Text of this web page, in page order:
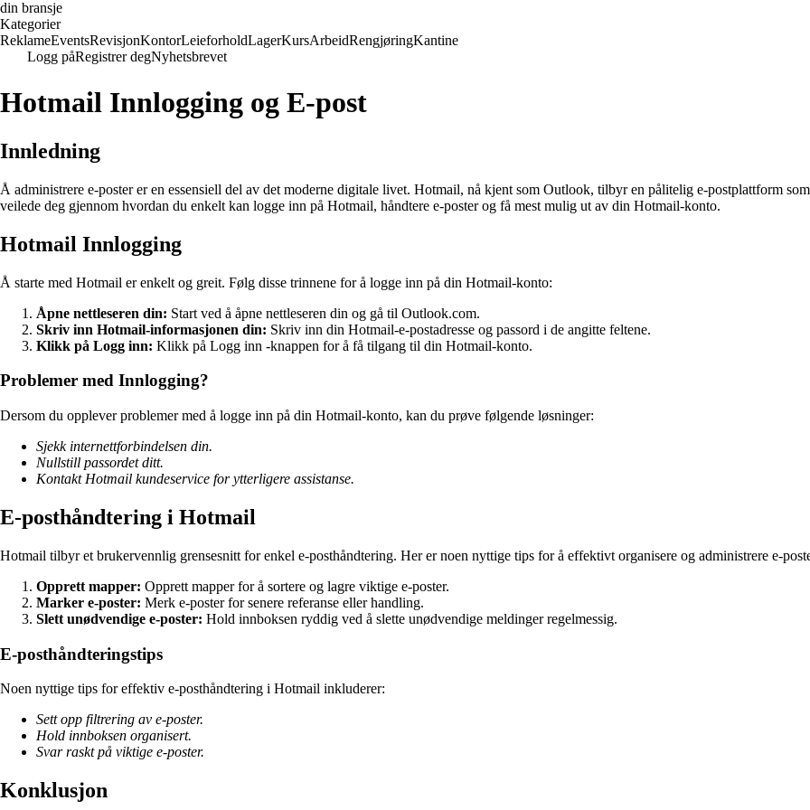
din bransje
Kategorier
ReklameEventsRevisjonKontorLeieforholdLagerKursArbeidRengjøringKantine
Logg påRegistrer degNyhetsbrevet
Hotmail Innlogging og E-post
Innledning
Å administrere e-poster er en essensiell del av det moderne digitale livet. Hotmail, nå kjent som Outlook, tilbyr en pålitelig e-postplattform
veilede deg gjennom hvordan du enkelt kan logge inn på Hotmail, håndtere e-poster og få mest mulig ut av din Hotmail-konto.
Hotmail Innlogging
Å starte med Hotmail er enkelt og greit. Følg disse trinnene for å logge inn på din Hotmail-konto:
Åpne nettleseren din: Start ved å åpne nettleseren din og gå til Outlook.com.
Skriv inn Hotmail-informasjonen din: Skriv inn din Hotmail-e-postadresse og passord i de angitte feltene.
Klikk på Logg inn: Klikk på Logg inn -knappen for å få tilgang til din Hotmail-konto.
Problemer med Innlogging?
Dersom du opplever problemer med å logge inn på din Hotmail-konto, kan du prøve følgende løsninger:
Sjekk internettforbindelsen din.
Nullstill passordet ditt.
Kontakt Hotmail kundeservice for ytterligere assistanse.
E-posthåndtering i Hotmail
Hotmail tilbyr et brukervennlig grensesnitt for enkel e-posthåndtering. Her er noen nyttige tips for å effektivt organisere og administrere e-
Opprett mapper: Opprett mapper for å sortere og lagre viktige e-poster.
Marker e-poster: Merk e-poster for senere referanse eller handling.
Slett unødvendige e-poster: Hold innboksen ryddig ved å slette unødvendige meldinger regelmessig.
E-posthåndteringstips
Noen nyttige tips for effektiv e-posthåndtering i Hotmail inkluderer:
Sett opp filtrering av e-poster.
Hold innboksen organisert.
Svar raskt på viktige e-poster.
Konklusjon